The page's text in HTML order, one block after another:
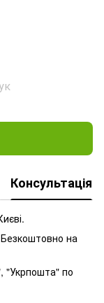
Консультація
на
"Укрпошта" по